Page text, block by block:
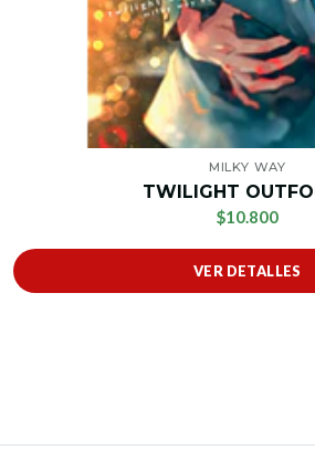
MILKY WAY
TWILIGHT
$10.800
VER DETALLES